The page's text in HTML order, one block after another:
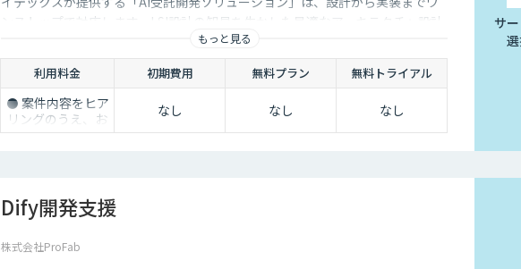
ンストップで対応します。LSI設計の知見を生かした最適なアーキテクチャ設計
により、圧倒的な高速化を実現。PoCで終わらせず、現場で「動く」AIを届け
ます。
もっと見る
利用料金 初期費用 無料プラン 無料トライアル
⚫ 案件内容をヒア
リングのうえ、お
見積もりを作成し
なし なし なし
サ
Dify開発支援
株式会社ProFab